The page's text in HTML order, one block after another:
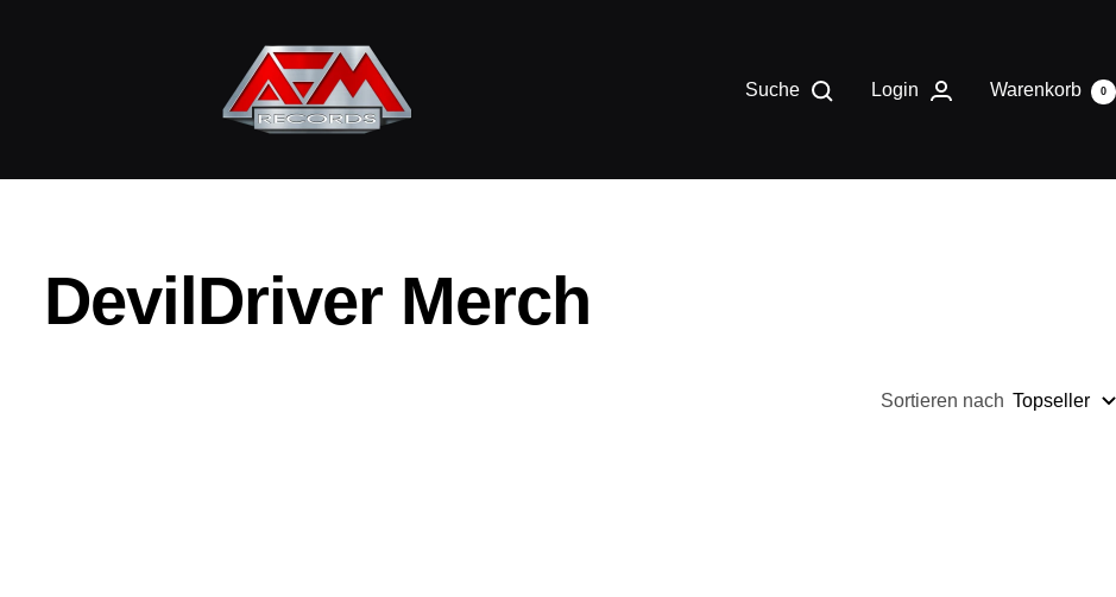
Records
Suche Login Warenkorb 0
DevilDriver Merch
Sortieren nach Topseller